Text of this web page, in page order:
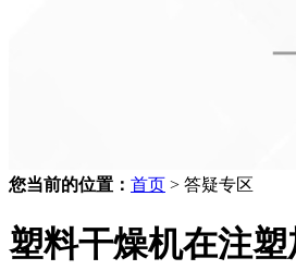
您当前的位置： 首页 > 答疑专区
塑料干燥机在注